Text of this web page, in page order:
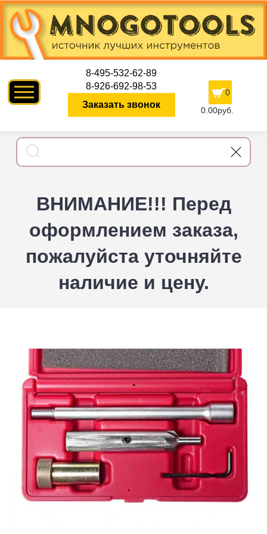
8-495-532-62-89
8-926-692-98-53
Заказать звонок
0
0.00руб.
ВНИМАНИЕ!!! Перед
оформлением заказа,
пожалуйста уточняйте
наличие и цену.